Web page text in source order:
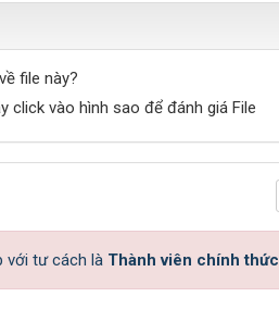
file này?
click vào hình sao để đánh giá File
với tư cách là Thành viên chính thức